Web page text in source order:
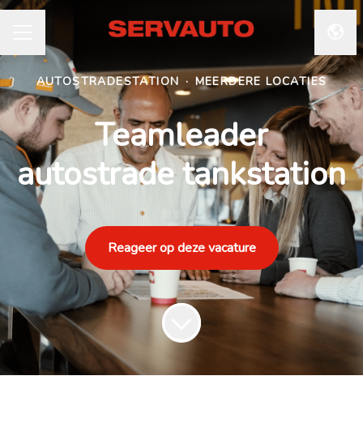
AUTOSTRADESTATION · MEERDERE LOCATIES
Teamleader
autostrade tankstation
Reageer op deze vacature